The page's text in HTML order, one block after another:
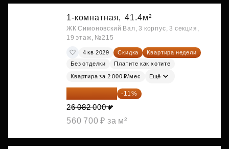
1-комнатная, 41.4м²
ЖК Симоновский Вал, 3 корпус, 3 секция,
19 этаж, №215
4 кв 2029 Скидка
Квартира недели
Без отделки
Платите как хотите
Квартира за 2 000 ₽/мес Ещё
23 212 980 ₽ -11%
26 082 000 ₽
560 700 ₽ за м²